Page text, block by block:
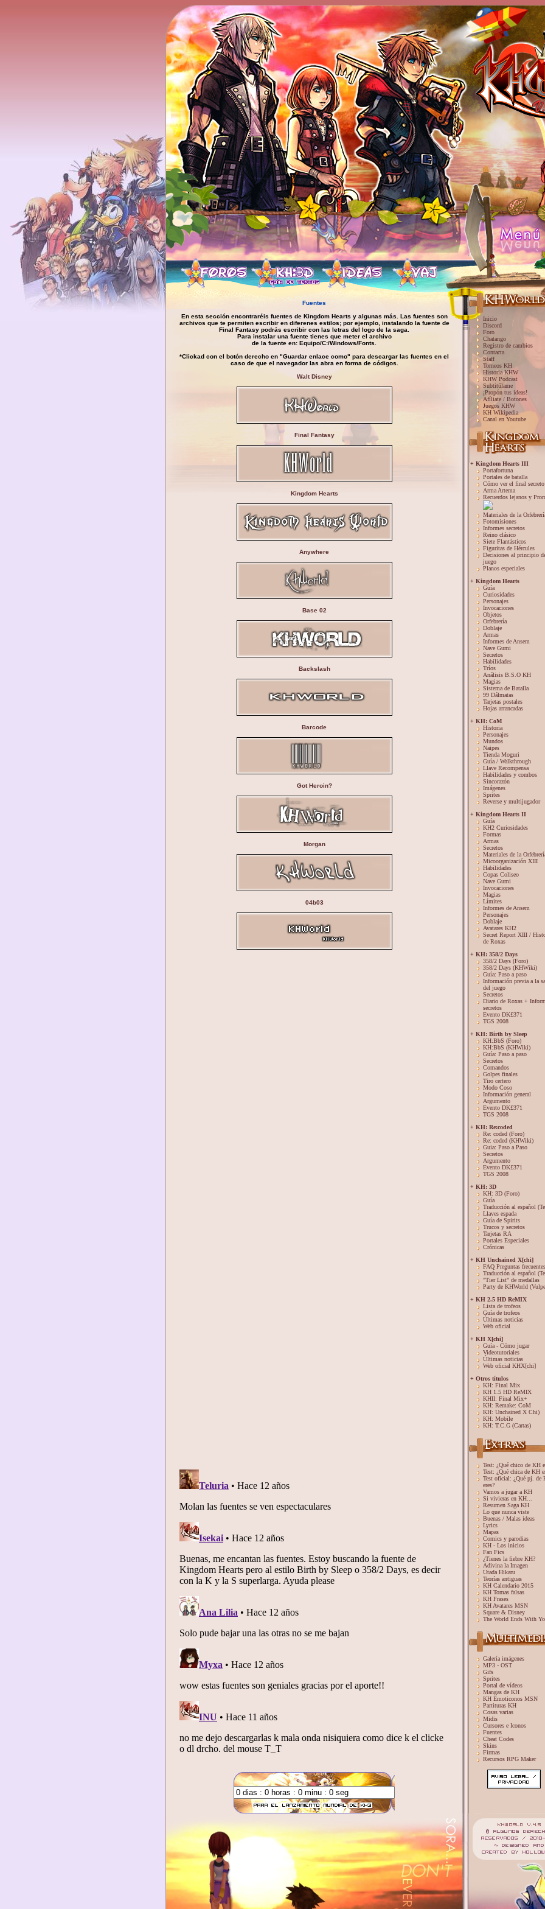
Fuentes
En esta sección encontraréis fuentes de Kingdom Hearts y algunas más. Las fuentes son
archivos que te permiten escribir en diferenes estilos; por ejemplo, instalando la fuente de
Final Fantasy podrás escribir con las letras del logo de la saga.
Para instalar una fuente tienes que meter el archivo
de la fuente en: Equipo/C:/Windows/Fonts.
*Clickad con el botón derecho en "Guardar enlace como" para descargar las fuentes en el
caso de que el navegador las abra en forma de códigos.
Walt Disney
Final Fantasy
Kingdom Hearts
Anywhere
Base 02
Backslash
Barcode
Got Heroin?
Morgan
04b03
Inicio
Discord
Foro
Chatango
Registro de cambios
Contacta
Staff
Torneos KH
Historia KHW
KHW Podcast
Subtitúlame
¡Propón tus ideas!
Afíliate / Botones
Juegos KHW
KH Wikipedia
Canal en Youtube
+ Kingdom Hearts III
Portafortuna
Portales de batalla
Cómo ver el final secreto
Arma Artema
Recuerdos lejanos y
Materiales de la
Fotomisiones
Informes secretos
Reino clásico
Siete Flantásticos
Figuritas de Hércules
Decisiones al principio
juego
Planos especiales
+ Kingdom Hearts
Guía
Curiosidades
Personajes
Invocaciones
Objetos
Orfebrería
Doblaje
Armas
Informes de Ansem
Nave Gumi
Secretos
Habilidades
Tríos
Análisis B.S.O KH
Magias
Sistema de Batalla
99 Dálmatas
Tarjetas postales
Hojas arrancadas
+ KH: CoM
Historia
Personajes
Mundos
Naipes
Tienda Moguri
Guía / Walkthrough
Llave Recompensa
Habilidades y combos
Sincorazón
Imágenes
Sprites
Reverse y multijugador
+ Kingdom Hearts II
Guía
KH2 Curiosidades
Formas
Armas
Secretos
Materiales de la
Micoorganización XIII
Habilidades
Copas Coliseo
Nave Gumi
Invocaciones
Magias
Límites
Informes de Ansem
Personajes
Doblaje
Avatares KH2
Secret Report XIII /
de Roxas
+ KH: 358/2 Days
358/2 Days (Foro)
358/2 Days (KHWiki)
Guía: Paso a paso
Información previa a la
del juego
Secretos
Diario de Roxas +
secretos
Evento DK£371
TGS 2008
+ KH: Birth by Sleep
KH:BbS (Foro)
KH:BbS (KHWiki)
Guía: Paso a paso
Secretos
Comandos
Golpes finales
Tiro certero
Modo Coso
Información general
Argumento
Evento DK£371
TGS 2008
+ KH: Re:coded
Re: coded (Foro)
Re: coded (KHWiki)
Guia: Paso a Paso
Secretos
Argumento
Evento DK£371
TGS 2008
+ KH: 3D
KH: 3D (Foro)
Guía
Traducción al español
Llaves espada
Guía de Spirits
Trucos y secretos
Tarjetas RA
Portales Especiales
Crónicas
+ KH Unchained X[chi]
FAQ Preguntas frecuentes
Traducción al español
"Tier List" de medallas
Party de KHWorld
+ KH 2.5 HD ReMIX
Lista de trofeos
Guía de trofeos
Últimas noticias
Web oficial
+ KH X[chi]
Guía - Cómo jugar
Videotutoriales
Últimas noticias
Web oficial KHX[chi]
+ Otros títulos
KH: Final Mix
KH 1.5 HD ReMIX
KHII: Final Mix+
KH: Remake: CoM
KH: Unchained X Chi)
KH: Mobile
KH: T.C.G (Cartas)
Test: ¿Qué chico de KH
Test: ¿Qué chica de KH
Test oficial: ¿Qué pj. de
eres?
Vamos a jugar a KH
Si vivieras en KH...
Resumen Saga KH
Lo que nunca viste
Buenas / Malas ideas
Lyrics
Mapas
Comics y parodias
KH - Los inicios
Fan Fics
¿Tienes la fiebre KH?
Adivina la Imagen
Utada Hikaru
Teorías antiguas
KH Calendario 2015
KH Tomas falsas
KH Frases
KH Avatares MSN
Square & Disney
The World Ends With
Galería imágenes
MP3 - OST
Gifs
Sprites
Portal de vídeos
Mangas de KH
KH Emoticonos MSN
Partituras KH
Cosas varias
Midis
Cursores e Iconos
Fuentes
Cheat Codes
Skins
Firmas
Recursos RPG Maker